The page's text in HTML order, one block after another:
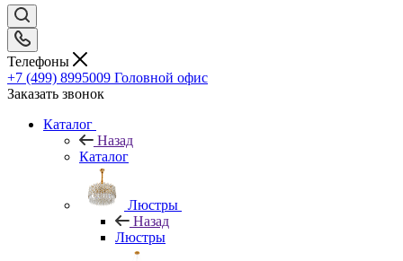
Телефоны
+7 (499) 8995009 Головной офис
Заказать звонок
Каталог
Назад
Каталог
Люстры
Назад
Люстры